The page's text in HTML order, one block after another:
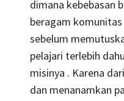
dimana kebebasan
beragam
sebelum
pelajari terlebih
misinya . Karena
dan menanamkan